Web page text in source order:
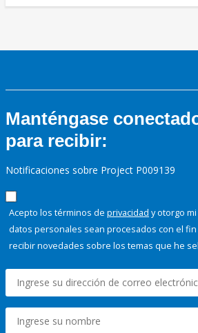
Manténgase
para recibir:
Notificaciones sobre Project P009139
Acepto los términos de privacidad y otorgo
datos personales sean procesados con el
recibir novedades sobre los temas que he